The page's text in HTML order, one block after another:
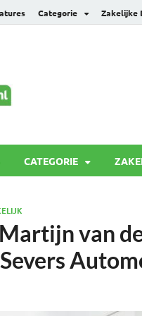
Categorie Zakelijke
CATEGORIE
van